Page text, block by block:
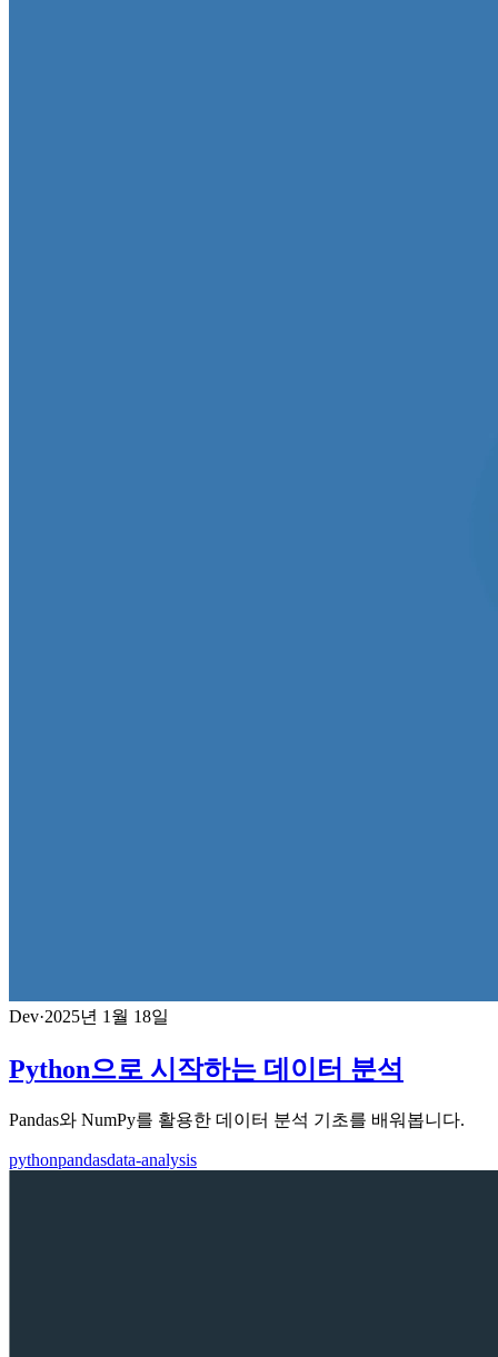
Dev·2025년 1월 18일
Python으로 시작하는 데이터 분석
Pandas와 NumPy를 활용한 데이터 분석 기초를 배워봅니다.
pythonpandasdata-analysis